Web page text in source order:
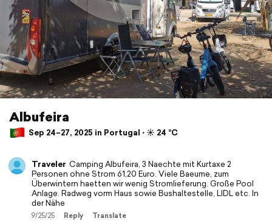
Albufeira
Sep 24–27, 2025 in Portugal ⋅ ☀️ 24 °C
Traveler Camping Albufeira, 3 Naechte mit Kurtaxe 2
Personen ohne Strom 61,20 Euro. Viele Baeume, zum
Überwintern haetten wir wenig Stromlieferung. Große Pool
Anlage. Radweg vorm Haus sowie Bushaltestelle, LIDL etc. In
der Nähe
9/25/25 Reply Translate